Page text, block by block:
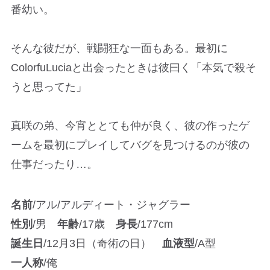
番幼い。
そんな彼だが、戦闘狂な一面もある。最初に
ColorfuLuciaと出会ったときは彼曰く「本気で殺そ
うと思ってた」
真咲の弟、今宵ととても仲が良く、彼の作ったゲ
ームを最初にプレイしてバグを見つけるのが彼の
仕事だったり…。
名前/アル/アルディート・ジャグラー
性別 /男 年齢/17歳 身長/177cm
誕生日 /12月3日（奇術の日） 血液型/A型
一人称/俺